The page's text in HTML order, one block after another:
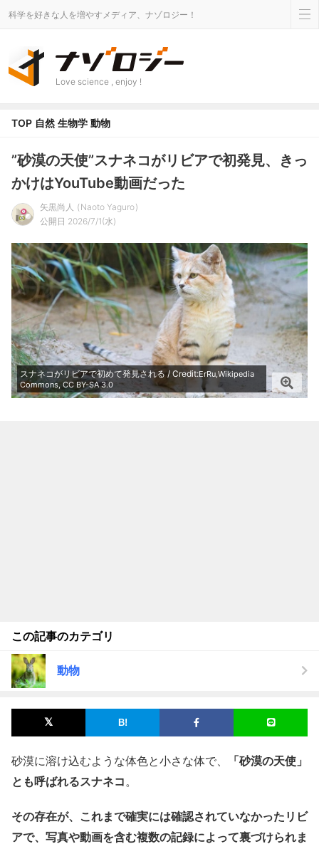
科学を好きな人を増やすメディア、ナゾロジー！
Love science , enjoy !
TOP 自然 生物学 動物
”砂漠の天使”スナネコがリビアで初発見、きっ
かけはYouTube動画だった
矢黒尚人
Naoto Yaguro
公開日 2026/7/1(水)
スナネコがリビアで初めて発見される / Credit:ErRu,Wikipedia
Commons, CC BY-SA 3.0
この記事のカテゴリ
動物
砂漠に溶け込むような体色と小さな体で、
「砂漠の天使」
とも呼ばれるスナネコ 。
その存在が、これまで確実には確認されていなかったリビ
アで、写真や動画を含む複数の記録によって裏づけられま